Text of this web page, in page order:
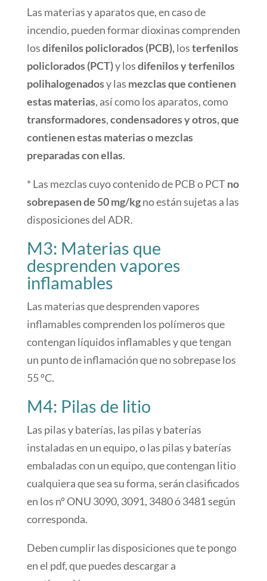
Las materias y aparatos que, en caso de
incendio, pueden formar dioxinas comprenden
losdifenilos policlorados (PCB),losterfenilos
policlorados (PCT)y losdifenilos y terfenilos
polihalogenadosy las mezclas que contienen
estas materias, así como los aparatos, como
transformadores,condensadores y otros, que
contienen estas materias o mezclas
preparadas con ellas.
* Las mezclas cuyo contenido de PCB o PCTno
sobrepasen de 50 mg/kgno están sujetas a las
disposiciones del ADR.
M3: Materias que
desprenden vapores
inflamables
Las materias que desprenden vapores
inflamables comprenden los polímeros que
contengan líquidos inflamables y que tengan
un punto de inflamación que no sobrepase los
55 ºC.
M4: Pilas de litio
Las pilas y baterías, las pilas y baterías
instaladas en un equipo, o las pilas y baterías
embaladas con un equipo, que contengan litio
cualquiera que sea su forma, serán clasificados
en los nº ONU 3090, 3091, 3480 ó 3481 según
corresponda.
Deben cumplir las disposiciones que te pongo
en el pdf, que puedes descargar a